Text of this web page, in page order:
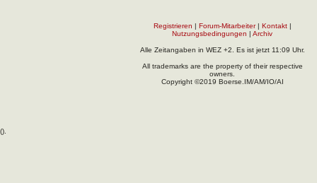
Registrieren | Forum-Mitarbeiter| Kontakt|
Nutzungsbedingungen | Archiv
Alle Zeitangaben in WEZ +2. Es ist jetzt 11:09 Uhr.
All trademarks are the property of their respective
owners.
Copyright ©2019 Boerse.IM/AM/IO/AI
().